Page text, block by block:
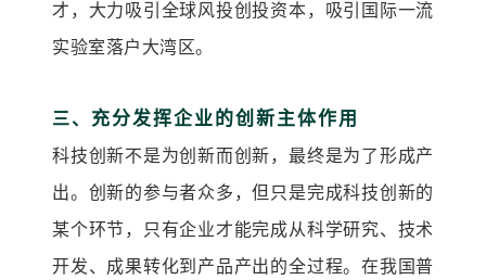
才，大力吸引全球风投创投资本，吸引国际一流
实验室落户大湾区。
三、 充分发挥企业的创新主体作用
科技创新不是为创新而创新，最终是为了形成产
出。创新的参与者众多，但只是完成科技创新的
某个环节，只有企业才能完成从科学研究、技术
开发、成果转化到产品产出的全过程。在我国普